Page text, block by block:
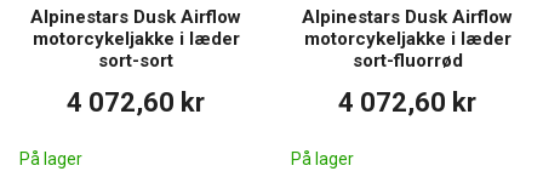
Alpinestars Dusk Airflow
motorcykeljakke i læder
sort-sort
4 072,60 kr
På lager
Alpinestars Dusk Airflow
motorcykeljakke i læder
sort-fluorrød
4 072,60 kr
På lager